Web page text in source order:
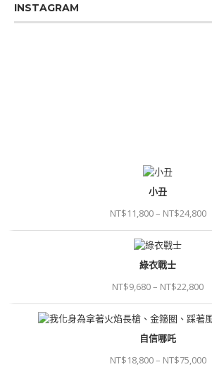
INSTAGRAM
小丑
NT$11,800– NT$24,800
綠衣戰士
NT$9,680– NT$22,800
自信哪吒
NT$18,800– NT$75,000